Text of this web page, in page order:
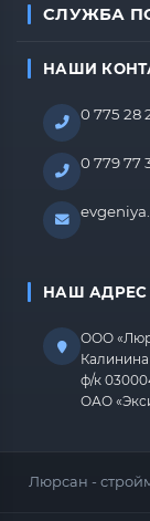
СЛУЖБА
НАШИ
0 775 28
0 779 77
НАШ АДРЕС
ООО
Калинина
ф/к
ОАО
Люрсан -